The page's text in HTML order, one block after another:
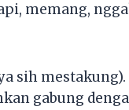
memang,
sih
gabung